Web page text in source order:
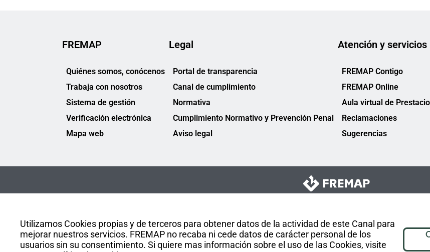
Utilizamos Cookies propias y de terceros para obtener datos de la actividad de este Canal para
mejorar nuestros servicios. FREMAP no recaba ni cede datos de carácter personal de los
usuarios sin su consentimiento. Si quiere mas información sobre el uso de las Cookies, visite
FREMAP
Quiénes somos, conócenos
Trabaja con nosotros
Sistema de gestión
Verificación electrónica
Mapa web
Legal
Portal de transparencia
Canal de cumplimiento
Normativa
Cumplimiento Normativo y Prevención Penal
Aviso legal
Atención y servicios
FREMAP Contigo
FREMAP Online
Aula virtual de
Reclamaciones
Sugerencias